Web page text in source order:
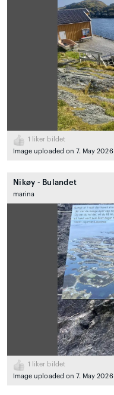
1
liker bildet
Image uploaded on 7. May 2026
Nikøy - Bulandet
marina
1
liker bildet
Image uploaded on 7. May 2026